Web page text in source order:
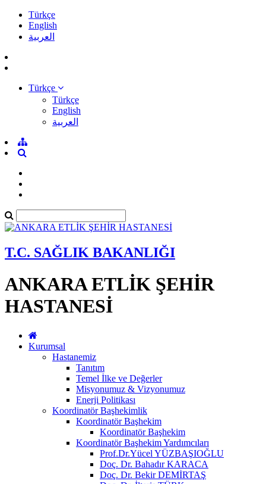
Türkçe
English
العربية
Türkçe
Türkçe
English
العربية
T.C. SAĞLIK BAKANLIĞI
ANKARA ETLİK ŞEHİR
HASTANESİ
Kurumsal
Hastanemiz
Tanıtım
Temel İlke ve Değerler
Misyonumuz & Vizyonumuz
Enerji Politikası
Koordinatör Başhekimlik
Koordinatör Başhekim
Koordinatör Başhekim
Koordinatör Başhekim Yardımcıları
Prof.Dr.Yücel YÜZBAŞIOĞLU
Doç. Dr. Bahadır KARACA
Doç. Dr. Bekir DEMİRTAŞ